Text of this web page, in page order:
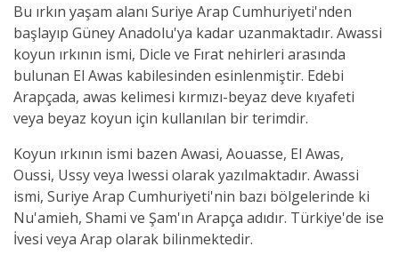
Bu ırkın yaşam alanı Suriye Arap Cumhuriyeti'nden
başlayıp Güney Anadolu'ya kadar uzanmaktadır. Awassi
koyun ırkının ismi, Dicle ve Fırat nehirleri arasında
bulunan El Awas kabilesinden esinlenmiştir. Edebi
Arapçada, awas kelimesi kırmızı-beyaz deve kıyafeti
veya beyaz koyun için kullanılan bir terimdir.
Koyun ırkının ismi bazen Awasi, Aouasse, El Awas,
Oussi, Ussy veya Iwessi olarak yazılmaktadır. Awassi
ismi, Suriye Arap Cumhuriyeti'nin bazı bölgelerinde ki
Nu'amieh, Shami ve Şam'ın Arapça adıdır. Türkiye'de ise
İvesi veya Arap olarak bilinmektedir.